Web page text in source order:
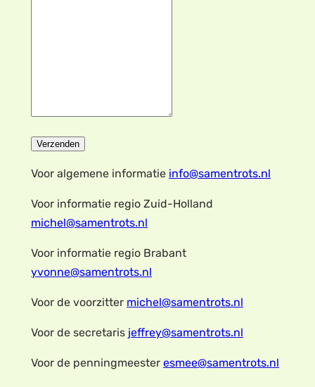
Verzenden
Voor algemene informatie info@samentrots.nl
Voor informatie regio Zuid-Holland
michel@samentrots.nl
Voor informatie regio Brabant
yvonne@samentrots.nl
Voor de voorzitter michel@samentrots.nl
Voor de secretaris jeffrey@samentrots.nl
Voor de penningmeester esmee@samentrots.nl